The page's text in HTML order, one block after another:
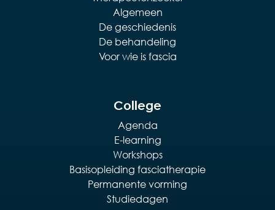
Algemeen
De geschiedenis
De behandeling
Voor wie is fascia
College
Agenda
E-learning
Workshops
Basisopleiding fasciatherapie
Permanente vorming
Studiedagen